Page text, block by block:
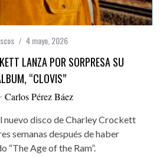
4 mayo, 2026
LANZA POR SORPRESA SU
“CLOVIS”
Carlos Pérez Báez
nuevo disco de Charley Crockett
semanas después de haber
“The Age of the Ram”.